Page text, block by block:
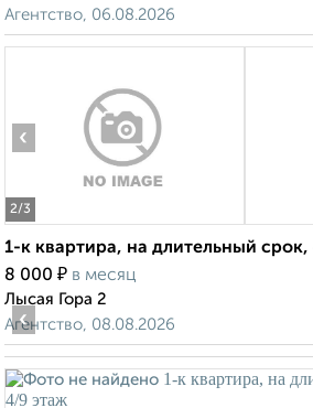
Агентство, 06.08.2026
2/3
‹
1-к квартира, на длительный
8 000 ₽ в месяц
Лысая Гора 2
Агентство, 08.08.2026
‹